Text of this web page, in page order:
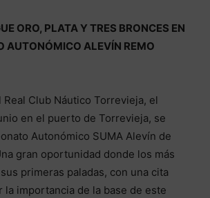
ORO, PLATA Y TRES BRONCES EN
AUTONÓMICO ALEVÍN REMO
Real Club Náutico Torrevieja, el
en el puerto de Torrevieja, se
Autonómico SUMA Alevín de
gran oportunidad donde los más
primeras paladas, con una cita
la importancia de la base de este